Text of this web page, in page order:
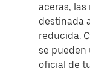
aceras,
destinada
reducida.
se pueden
oficial de